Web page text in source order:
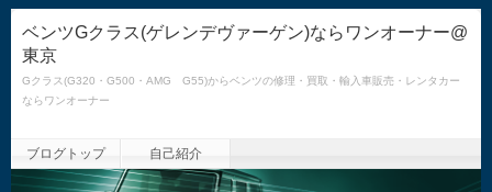
ベンツGクラス(ゲレンデヴァーゲン)ならワンオーナー@
東京
Gクラス(G320・G500・AMG G55)からベンツの修理・買取・輸入車販売・レンタカー
ならワンオーナー
ブログトップ 自己紹介